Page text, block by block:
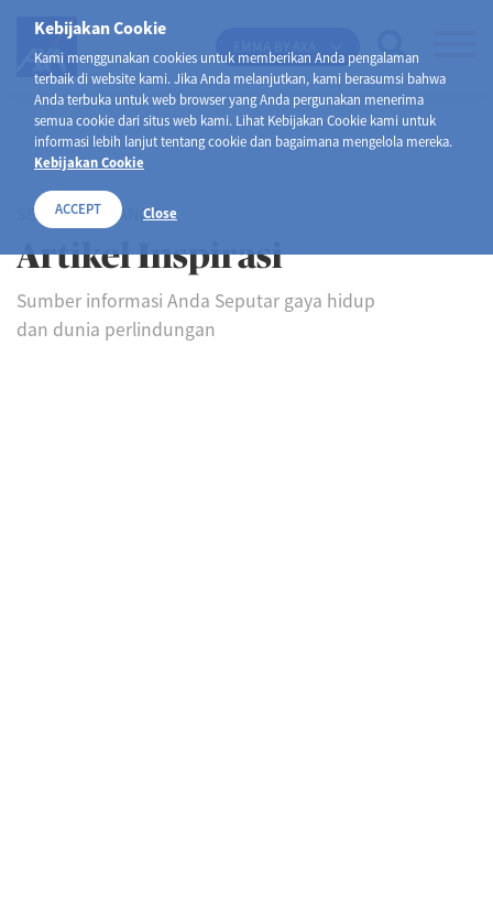
Kebijakan Cookie
Kami menggunakan cookies untuk memberikan Anda pengalaman
terbaik di website kami. Jika Anda melanjutkan, kami berasumsi bahwa
Anda terbuka untuk web browser yang Anda pergunakan menerima
semua cookie dari situs web kami. Lihat Kebijakan Cookie kami untuk
informasi lebih lanjut tentang cookie dan bagaimana mengelola mereka.
Kebijakan Cookie
ACCEPT Close
SELAMAT DATANG DI
Artikel Inspirasi
Sumber informasi Anda Seputar gaya hidup
dan dunia perlindungan